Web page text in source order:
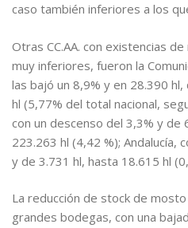
caso también inferiores a los
Otras CC.AA. con existencias
muy inferiores, fueron la
las bajó un 8,9% y en 28.390
hl (5,77% del total nacional,
con un descenso del 3,3% y de
223.263 hl (4,42 %); Andalucía,
y de 3.731 hl, hasta 18.615 hl
La reducción de stock de
grandes bodegas, con una